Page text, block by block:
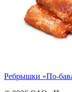
Ребрышки «По-